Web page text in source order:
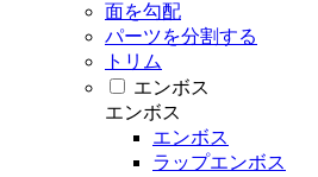
面を勾配
パーツを分割する
トリム
エンボス
エンボス
エンボス
ラップエンボス